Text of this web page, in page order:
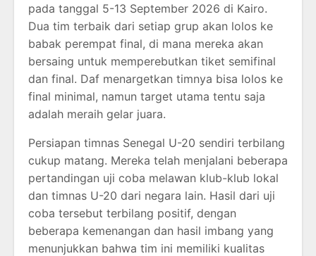
pada tanggal 5-13 September 2026 di Kairo.
Dua tim terbaik dari setiap grup akan lolos ke
babak perempat final, di mana mereka akan
bersaing untuk memperebutkan tiket semifinal
dan final. Daf menargetkan timnya bisa lolos ke
final minimal, namun target utama tentu saja
adalah meraih gelar juara.
Persiapan timnas Senegal U-20 sendiri terbilang
cukup matang. Mereka telah menjalani beberapa
pertandingan uji coba melawan klub-klub lokal
dan timnas U-20 dari negara lain. Hasil dari uji
coba tersebut terbilang positif, dengan
beberapa kemenangan dan hasil imbang yang
menunjukkan bahwa tim ini memiliki kualitas